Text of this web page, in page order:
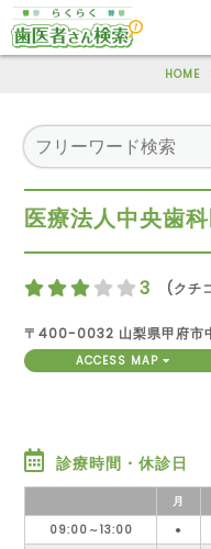
HOME
医療法人中央歯
3 (クチ
〒400-0032 山梨県甲府市
ACCESS MAP
診療時間・休診日
月
09:00～13:00
●